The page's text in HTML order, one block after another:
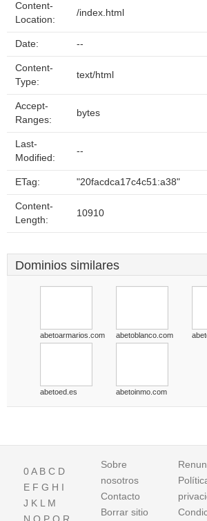
Content-
Location:
/index.html
Date: --
Content-
Type:
text/html
Accept-
Ranges:
bytes
Last-
Modified:
--
ETag: "20facdca17c4c51:a38"
Content-
Length:
10910
Dominios similares
abetoarmarios.com abetoblanco.com
abetoed.es abetoinmo.com
0A B C D
E F G H I
J K L M
Sobre
nosotros
Contacto
Borrar sitio